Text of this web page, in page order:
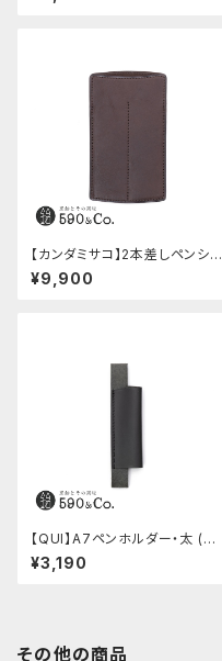
【カンダミサコ】2本差しペンシー
ス・ショート用 ミネルバボックス
(カスターニョ)
¥9,900
【QUI】A7ペンホルダー・太 (ブ
ラック)
¥3,190
その他の商品